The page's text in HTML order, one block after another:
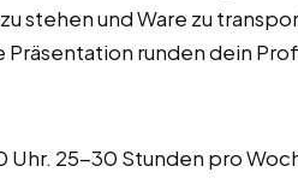
stehen und Ware zu
runden dein
Uhr. 25-30 Stunden pro